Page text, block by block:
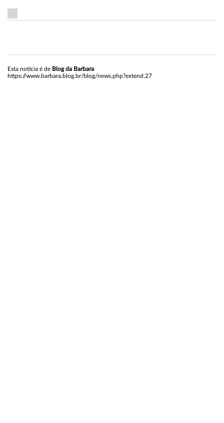
Esta notícia é de Blog da Barbara
https://www.barbara.blog.br/blog/news.php?extend.27